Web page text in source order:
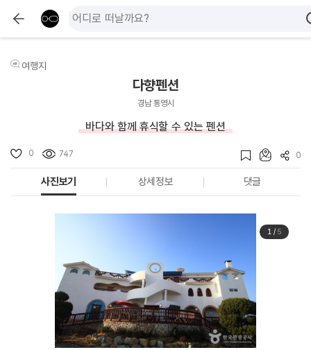
여행지
다향펜션
경남 통영시
바다와 함께 휴식할 수 있는 펜션
0 747 0
사진보기 상세정보 댓글
1/ 5